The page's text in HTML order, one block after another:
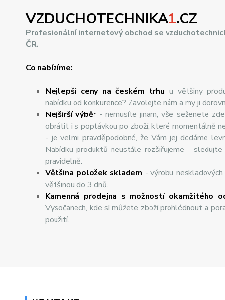
VZDUCHOTECHNIKA1.CZ
Profesionální internetový obchod se
ČR.
Co nabízíme:
Nejlepší ceny na českém trhu u většiny
nabídku od konkurence? Zavolejte nám a my ji
Nejširšívýběr- nemusíte jinam, vše seženete
obrátit i s poptávkou po zboží, které momentálně
- je velmi pravděpodobné, že Vám jej dodáme
Nabídku produktů neustále rozšiřujeme -
pravidelně.
Většina položek skladem - výrobu
většinou do 3 dnů.
Kamenná prodejna s možností okamžitého
Vysočanech, kde si můžete zboží prohlédnout a
použití.